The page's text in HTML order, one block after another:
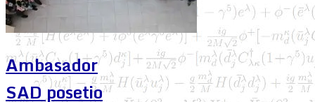
Ambasador
SAD posetio